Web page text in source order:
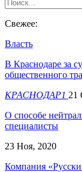
Свежее:
Власть
В Краснодаре за
общественного
КРАСНОДАР1 21
О способе
специалисты
23 Ноя, 2020
Компания